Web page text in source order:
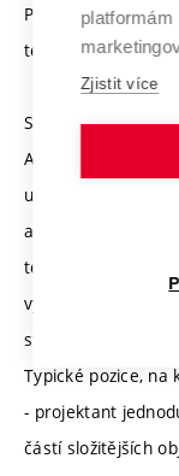
Po složení
technik vybraných
Studijní
Absolvent studijní
uplatnění ve všech
a údržby
technologickým a
výkon
stavitelství, a to
Typické pozice,
- projektant
částí složitějších
platformám
Zjistit více